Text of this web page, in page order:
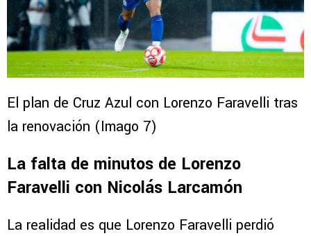
El plan de Cruz Azul con Lorenzo Faravelli tras
la renovación (Imago 7)
La falta de minutos de Lorenzo
Faravelli con Nicolás Larcamón
La realidad es que Lorenzo Faravelli perdió